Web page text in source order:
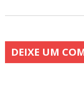
DEIXE UM